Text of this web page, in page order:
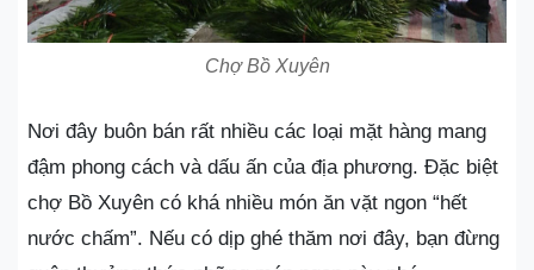
Chợ Bồ Xuyên
Nơi đây buôn bán rất nhiều các loại mặt hàng mang
đậm phong cách và dấu ấn của địa phương. Đặc biệt
chợ Bồ Xuyên có khá nhiều món ăn vặt ngon “hết
nước chấm”. Nếu có dịp ghé thăm nơi đây, bạn đừng